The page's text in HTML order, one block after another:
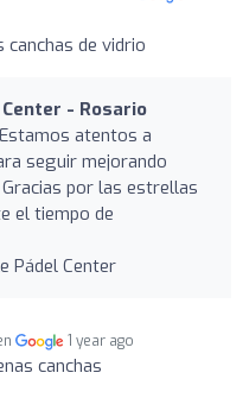
canchas de vidrio
- Rosario
atentos a
seguir mejorando
por las estrellas
el tiempo de
Pádel Center
1 year ago
canchas